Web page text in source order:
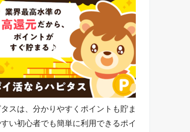
スは、分かりやすくポイントも貯ま
すい初心者でも簡単に利用できるポイ